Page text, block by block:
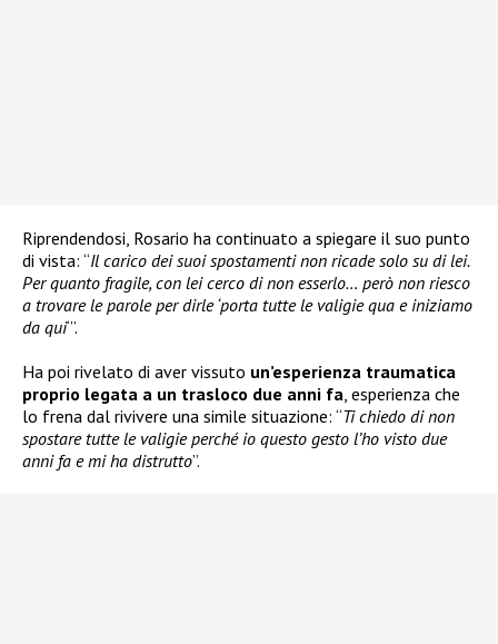
Riprendendosi, Rosario ha continuato a spiegare il suo punto
di vista: “Il carico dei suoi spostamenti non ricade solo su di lei.
Per quanto fragile, con lei cerco di non esserlo… però non riesco
a trovare le parole per dirle ‘porta tutte le valigie qua e iniziamo
da qui‘”.
Ha poi rivelato di aver vissuto un’esperienza traumatica
proprio legata a un trasloco due anni fa, esperienza che
lo frena dal rivivere una simile situazione: “Ti chiedo di non
spostare tutte le valigie perché io questo gesto l’ho visto due
anni fa e mi ha distrutto”.